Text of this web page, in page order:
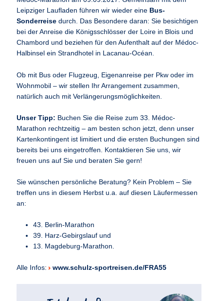
Leipziger Laufladen führen wir wieder eine Bus-
Sonderreisedurch. Das Besondere daran: Sie besichtigen
bei der Anreise die Königsschlösser der Loire in Blois und
Chambord und beziehen für den Aufenthalt auf der Médoc-
Halbinsel ein Strandhotel in Lacanau-Océan.
Ob mit Bus oder Flugzeug, Eigenanreise per Pkw oder im
Wohnmobil – wir stellen Ihr Arrangement zusammen,
natürlich auch mit Verlängerungsmöglichkeiten.
Unser Tipp: Buchen Sie die Reise zum 33. Médoc-
Marathon rechtzeitig – am besten schon jetzt, denn unser
Kartenkontingent ist limitiert und die ersten Buchungen sind
bereits bei uns eingetroffen. Kontaktieren Sie uns, wir
freuen uns auf Sie und beraten Sie gern!
Sie wünschen persönliche Beratung? Kein Problem – Sie
treffen uns in diesem Herbst u.a. auf diesen Läufermessen
an:
43. Berlin-Marathon
39. Harz-Gebirgslauf und
13. Magdeburg-Marathon.
Alle Infos: www.schulz-sportreisen.de/FRA55